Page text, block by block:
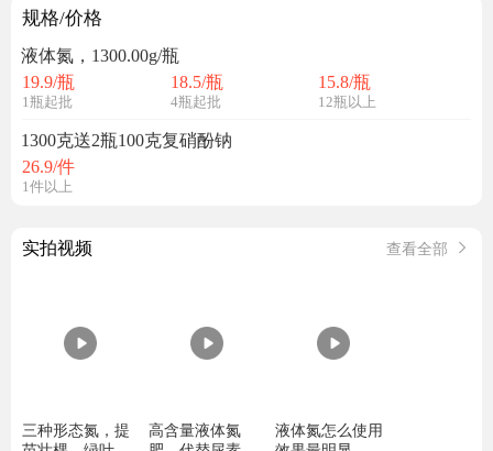
规格/价格
液体氮，1300.00g/瓶
19.9/瓶
1瓶起批
18.5/瓶
4瓶起批
15.8/瓶
12瓶以上
1300克送2瓶100克复硝酚钠
26.9/件
1件以上
实拍视频 查看全部
三种形态氮，提
高含量液体氮
液体氮怎么使用